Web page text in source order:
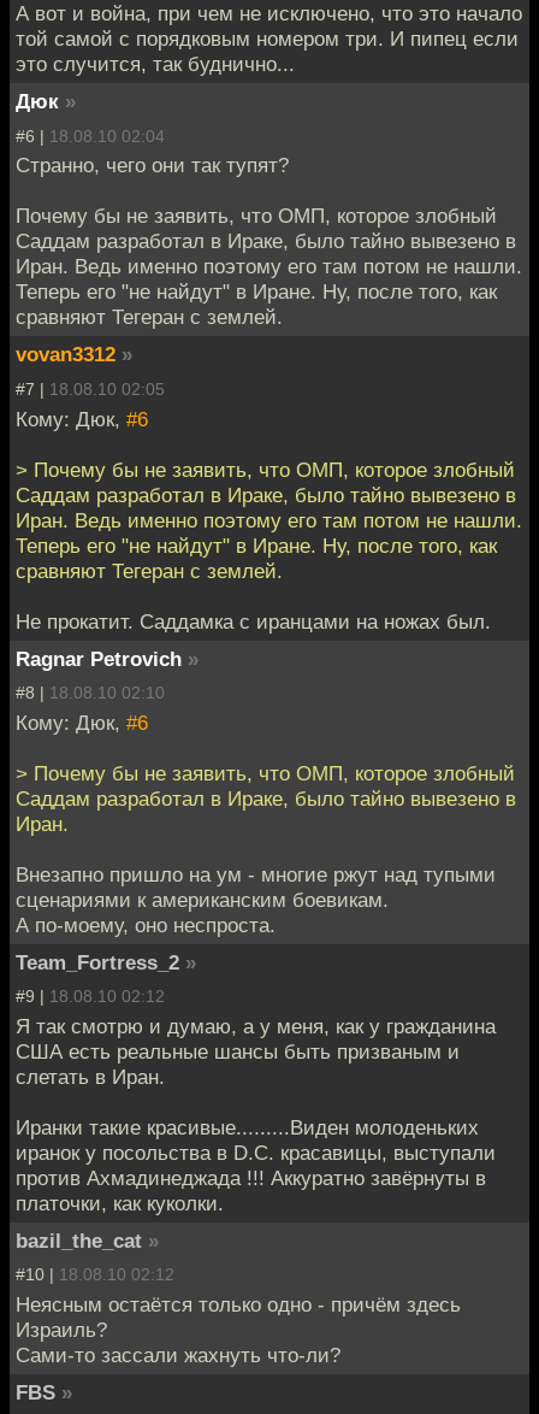
А вот и война, при чем не исключено, что это начало
той самой с порядковым номером три. И пипец если
это случится, так буднично...
Дюк »
#6 | 18.08.10 02:04
Странно, чего они так тупят?
Почему бы не заявить, что ОМП, которое злобный
Саддам разработал в Ираке, было тайно вывезено в
Иран. Ведь именно поэтому его там потом не нашли.
Теперь его "не найдут" в Иране. Ну, после того, как
сравняют Тегеран с землей.
vovan3312 »
#7 | 18.08.10 02:05
Кому: Дюк, #6
> Почему бы не заявить, что ОМП, которое злобный
Саддам разработал в Ираке, было тайно вывезено в
Иран. Ведь именно поэтому его там потом не нашли.
Теперь его "не найдут" в Иране. Ну, после того, как
сравняют Тегеран с землей.
Не прокатит. Саддамка с иранцами на ножах был.
Ragnar Petrovich »
#8 | 18.08.10 02:10
Кому: Дюк, #6
> Почему бы не заявить, что ОМП, которое злобный
Саддам разработал в Ираке, было тайно вывезено в
Иран.
Внезапно пришло на ум - многие ржут над тупыми
сценариями к американским боевикам.
А по-моему, оно неспроста.
Team_Fortress_2 »
#9 | 18.08.10 02:12
Я так смотрю и думаю, а у меня, как у гражданина
США есть реальные шансы быть призваным и
слетать в Иран.
Иранки такие красивые.........Виден молоденьких
иранок у посольства в D.C. красавицы, выступали
против Ахмадинеджада !!! Аккуратно завёрнуты в
платочки, как куколки.
bazil_the_cat »
#10 | 18.08.10 02:12
Неясным остаётся только одно - причём здесь
Израиль?
Сами-то зассали жахнуть что-ли?
FBS »